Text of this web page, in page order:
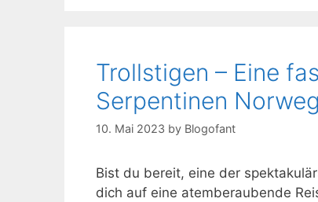
Trollstigen – Eine
Serpentinen
10. Mai 2023 by Blogofant
Bist du bereit, eine der
dich auf eine atemberaubende